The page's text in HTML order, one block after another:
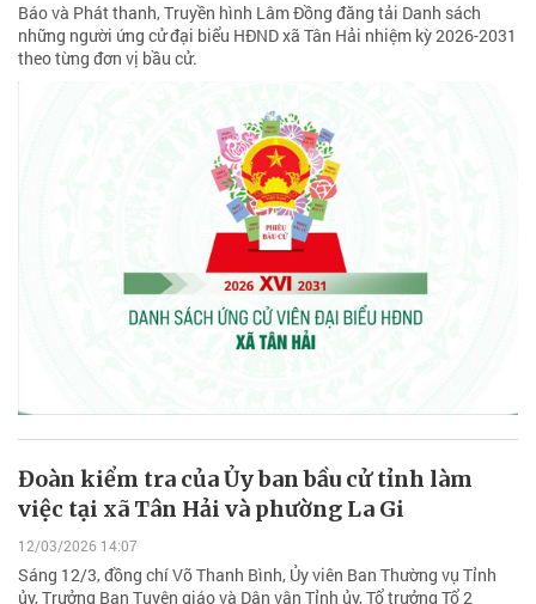
Báo và Phát thanh, Truyền hình Lâm Đồng đăng tải Danh sách
những người ứng cử đại biểu HĐND xã Tân Hải nhiệm kỳ 2026-2031
theo từng đơn vị bầu cử.
Đoàn kiểm tra của Ủy ban bầu cử tỉnh làm
việc tại xã Tân Hải và phường La Gi
12/03/2026 14:07
Sáng 12/3, đồng chí Võ Thanh Bình, Ủy viên Ban Thường vụ Tỉnh
ủy, Trưởng Ban Tuyên giáo và Dân vận Tỉnh ủy, Tổ trưởng Tổ 2